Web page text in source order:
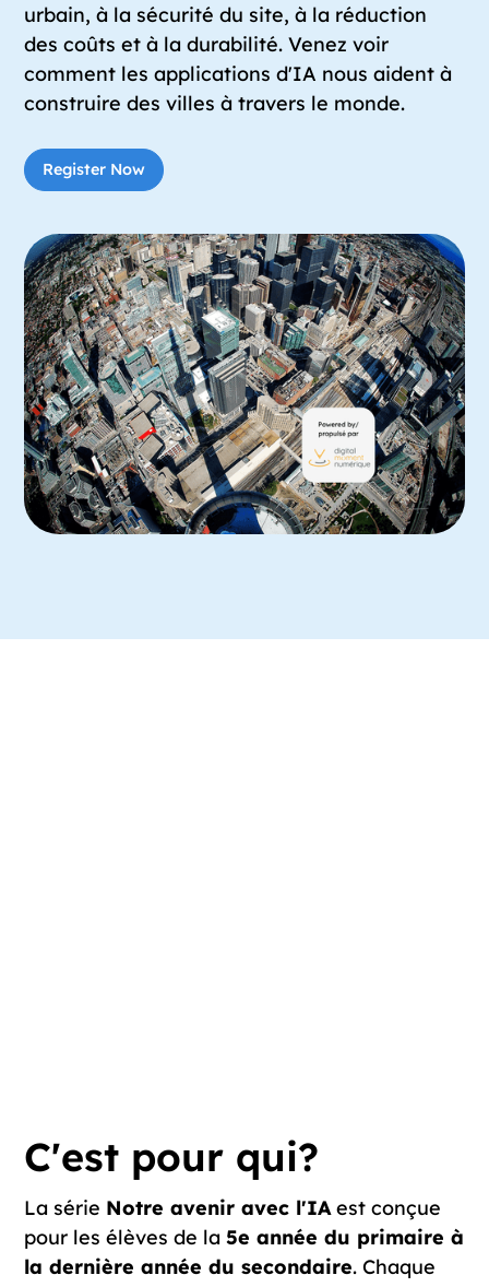
urbain, à la sécurité du site, à la réduction
des coûts et à la durabilité. Venez voir
comment les applications d'IA nous aident à
construire des villes à travers le monde.
Register Now
Register Now
C'est pour qui?
La série Notre avenir avec l'IA est conçue
pour les élèves de la5e année du primaire à
la dernière année du secondaire. Chaque